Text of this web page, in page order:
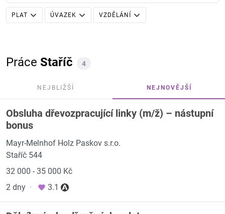
PLAT ÚVAZEK VZDĚLÁNÍ
Práce Staříč 4
NEJBLIŽŠÍ NEJNOVĚJŠÍ
Obsluha dřevozpracující linky (m/ž) – nástupní
bonus
Mayr-Melnhof Holz Paskov s.r.o.
Staříč 544
32 000 - 35 000 Kč
2 dny · 3.1